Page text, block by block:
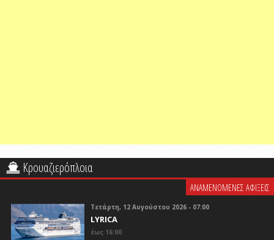
Κρουαζιερόπλοια
ΑΝΑΜΕΝΟΜΕΝΕΣ ΑΦΙΞΕΙΣ
Τετάρτη, 12 Αυγούστου 2026 - 07:00
LYRICA
έως 16:00